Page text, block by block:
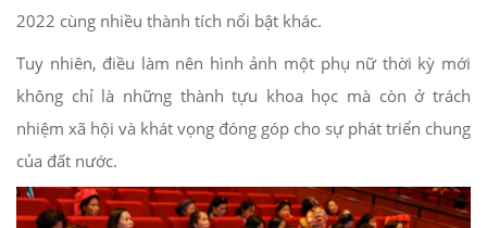
2022 cùng nhiều thành tích nổi bật khác.
Tuy nhiên, điều làm nên hình ảnh một phụ nữ thời kỳ mới
không chỉ là những thành tựu khoa học mà còn ở trách
nhiệm xã hội và khát vọng đóng góp cho sự phát triển chung
của đất nước.